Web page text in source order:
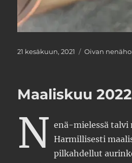
Julkaistu
21 kesäkuun, 2021 Kategoriat
Oivan
Maaliskuu 2022
N enä-mielessä talvi
Harmillisesti
pilkahdellut